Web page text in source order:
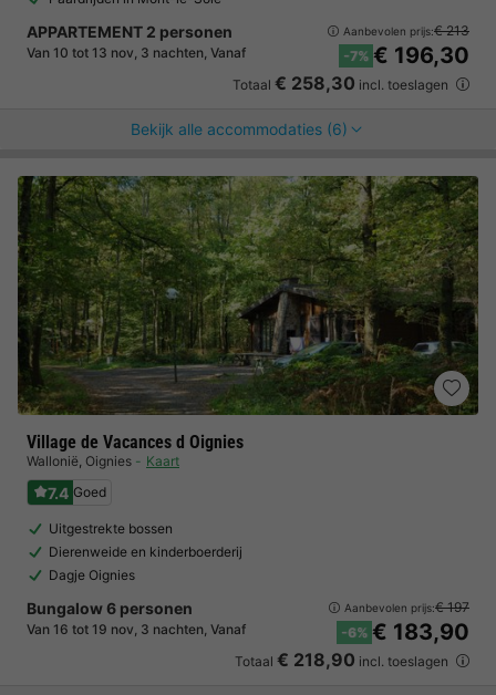
APPARTEMENT 2 personen
Van 10 tot 13 nov, 3 nachten, Vanaf
Aanbevolen prijs:€ 213
-7% € 196,30
Totaal € 258,30 incl. toeslagen
Bekijk alle accommodaties (6)
Village de Vacances d Oignies
Wallonië, Oignies Kaart
7.4 Goed
Uitgestrekte bossen
Dierenweide en kinderboerderij
Dagje Oignies
Bungalow 6 personen
Van 16 tot 19 nov, 3 nachten, Vanaf
Aanbevolen prijs:€ 197
-6% € 183,90
Totaal € 218,90 incl. toeslagen